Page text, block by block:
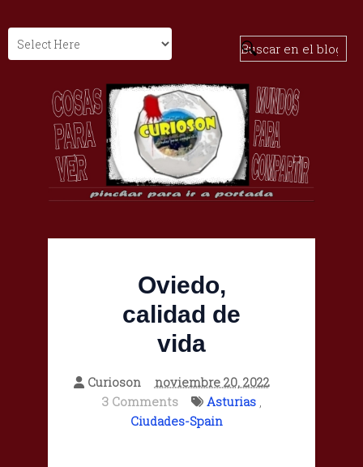
Oviedo,
calidad de
vida
Curioson
noviembre 20, 2022
3 Comments
Asturias,
Ciudades-Spain